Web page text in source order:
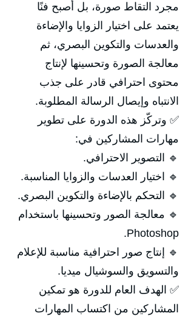
مجرد التقاط صورة، بل أصبح فنًا
يعتمد على اختيار الزوايا والإضاءة
والعدسات والتكوين البصري، ثم
معالجة الصورة وتحسينها لإنتاج
محتوى احترافي قادر على جذب
الانتباه وإيصال الرسالة المطلوبة.
✅ وتركّز هذه الدورة على تطوير
مهارات المشاركين في:
🔹 التصوير الاحترافي.
🔹 اختيار العدسات والزوايا المناسبة.
🔹 التحكم بالإضاءة والتكوين البصري.
🔹 معالجة الصور وتحسينها باستخدام
Photoshop.
🔹 إنتاج صور احترافية مناسبة للإعلام
والتسويق والسوشيال ميديا.
✅ الهدف العام للدورة هو تمكين
المشاركين من اكتساب المهارات